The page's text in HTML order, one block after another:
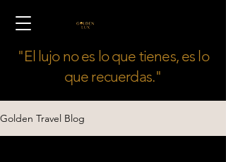
"El lujo no es lo que tienes, es lo
que recuerdas."
Golden Travel Blog